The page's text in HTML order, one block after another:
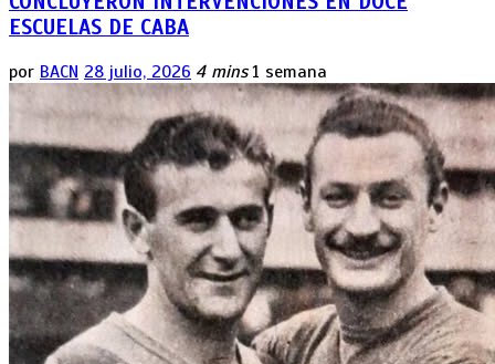
ESCUELAS DE CABA
por BACN 28 julio, 2026 4 mins 1 semana